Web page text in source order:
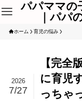
パパママの
｜パパ
ホーム 育児の悩み
【完全
に育児
っちゃ
2026
7/27